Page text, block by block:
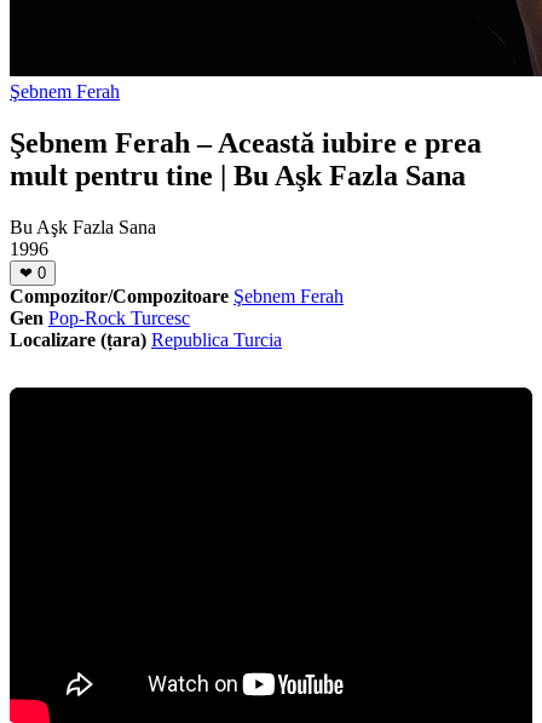
Şebnem Ferah
Şebnem Ferah – Această iubire e prea
mult pentru tine | Bu Aşk Fazla Sana
Bu Aşk Fazla Sana
1996
❤ 0
Compozitor/Compozitoare Şebnem Ferah
Gen Pop-Rock Turcesc
Localizare (țara) Republica Turcia